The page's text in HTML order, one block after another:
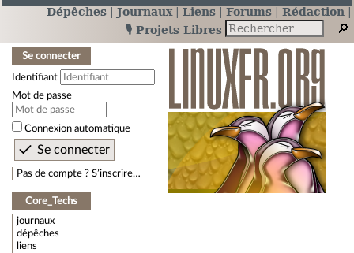
Dépêches Journaux Liens Forums
Rédaction
🎙️ Projets Libres
Se connecter
Identifiant
Mot de passe
Connexion automatique
Pas de compte ? S’inscrire…
Core_Techs
journaux
dépêches
liens